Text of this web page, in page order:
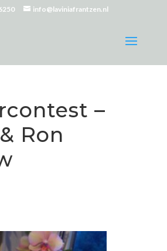
info@laviniafrantzen.nl
–
Ron